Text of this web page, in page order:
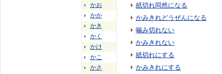
かお
かか
かき
かく
かけ
かこ
かさ
紙切れ同然になる
かみきれどうぜんになる
噛み切れない
かみきれない
紙切れにする
かみきれにする